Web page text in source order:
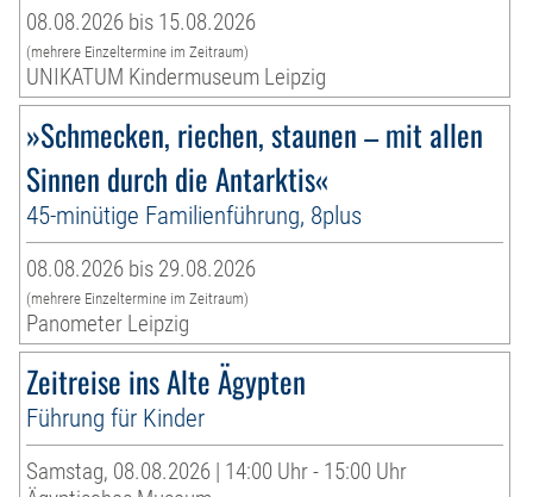
08.08.2026 bis 15.08.2026
(mehrere Einzeltermine im Zeitraum)
UNIKATUM Kindermuseum Leipzig
»Schmecken, riechen, staunen – mit allen
Sinnen durch die Antarktis«
45-minütige Familienführung, 8plus
08.08.2026 bis 29.08.2026
(mehrere Einzeltermine im Zeitraum)
Panometer Leipzig
Zeitreise ins Alte Ägypten
Führung für Kinder
Samstag, 08.08.2026 | 14:00 Uhr - 15:00 Uhr